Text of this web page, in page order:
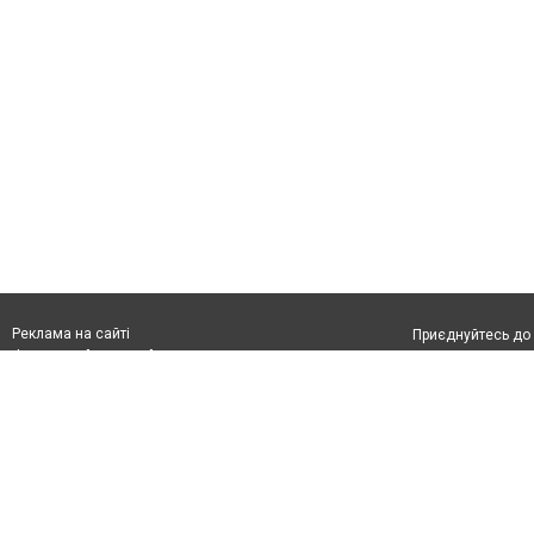
Реклама на сайті
Франшиза "CitySites"
Приєднуйтесь до